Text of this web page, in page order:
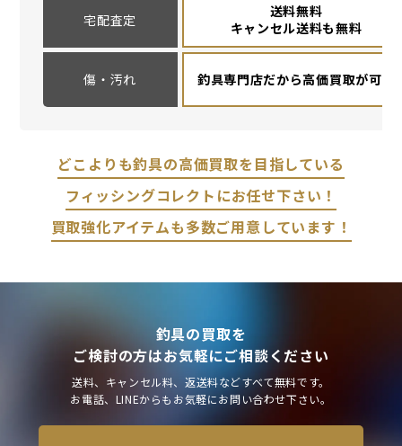
宅配査定
送料無料
キャンセル送料も無料
傷・汚れ 釣具専門店だから高価買取が可能
どこよりも釣具の高価買取を目指している
フィッシングコレクトにお任せ下さい！
買取強化アイテムも多数ご用意しています！
釣具の買取を
ご検討の方はお気軽にご相談ください
送料、キャンセル料、返送料などすべて無料です。
お電話、LINEからもお気軽にお問い合わせ下さい。